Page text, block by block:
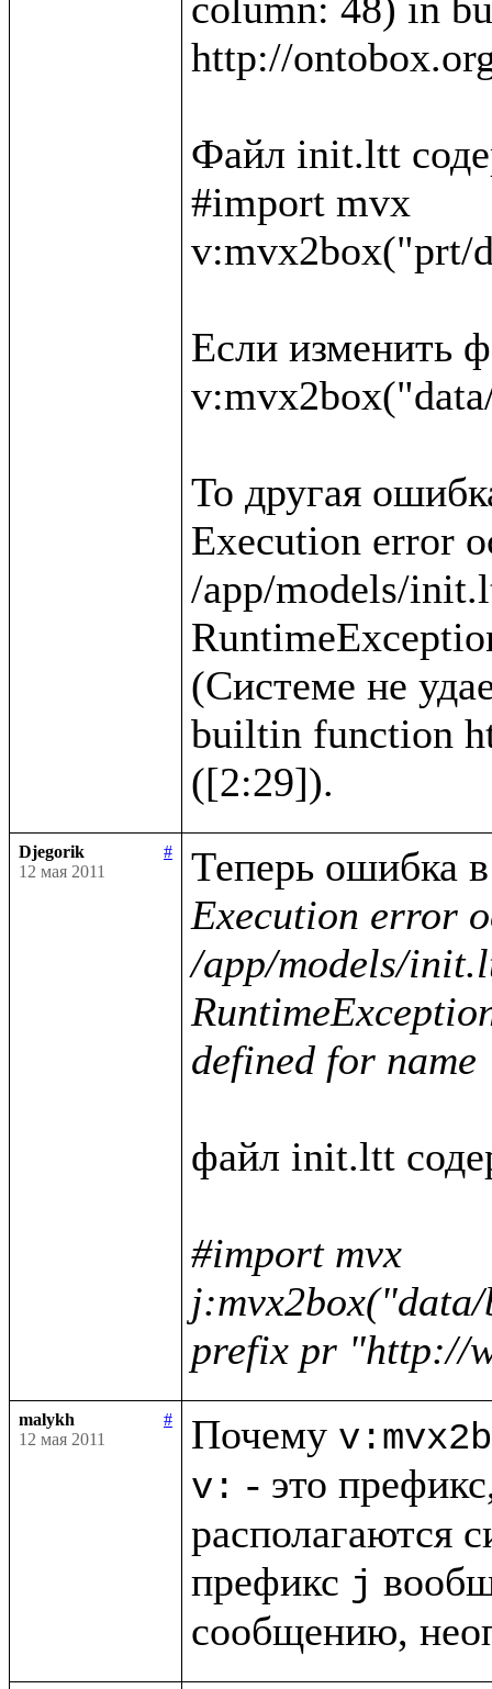
http://
Файл init.ltt
#import mvx
v:mvx2box("prt/
Если изменить
То другая
Execution error
/app/models/
(Системе не
builtin function
Djegorik
#
12 мая 2011
Execution error
/app/models/
defined for
файл init.ltt
#import mvx
prefix pr "http://
malykh
#
12 мая 2011
Почему
v: - это
располагаются
префикс j
сообщению,